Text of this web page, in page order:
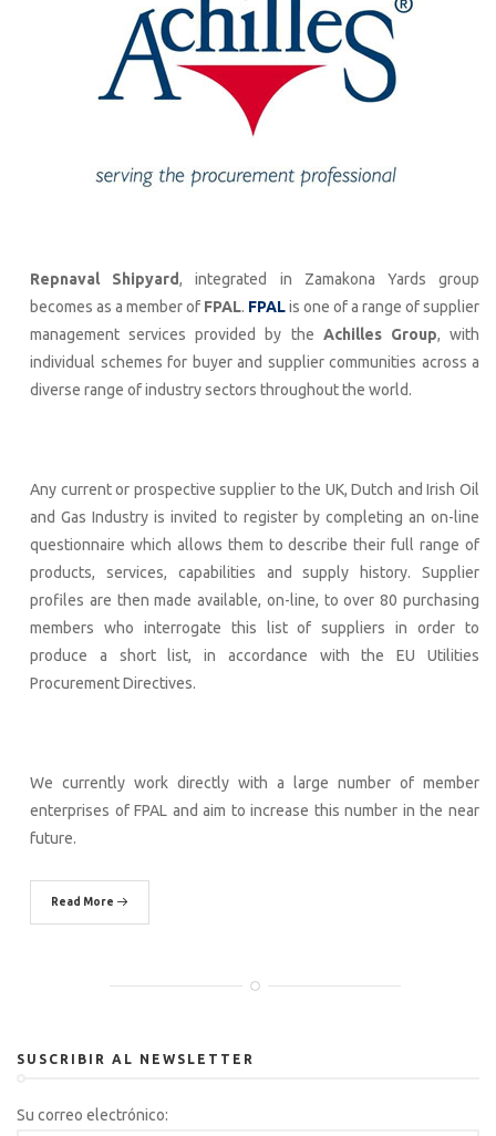
Repnaval Shipyard, integrated in Zamakona Yards group
becomes as a member of FPAL. FPALis one of a range of supplier
management services provided by the Achilles Group, with
individual schemes for buyer and supplier communities across a
diverse range of industry sectors throughout the world.
Any current or prospective supplier to the UK, Dutch and Irish Oil
and Gas Industry is invited to register by completing an on-line
questionnaire which allows them to describe their full range of
products, services, capabilities and supply history. Supplier
profiles are then made available, on-line, to over 80 purchasing
members who interrogate this list of suppliers in order to
produce a short list, in accordance with the EU Utilities
Procurement Directives.
We currently work directly with a large number of member
enterprises of FPAL and aim to increase this number in the near
future.
Read More
SUSCRIBIR AL NEWSLETTER
Su correo electrónico: